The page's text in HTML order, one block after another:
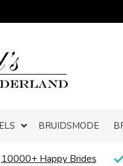
BRUIDSMODE
10000+ Happy Brides